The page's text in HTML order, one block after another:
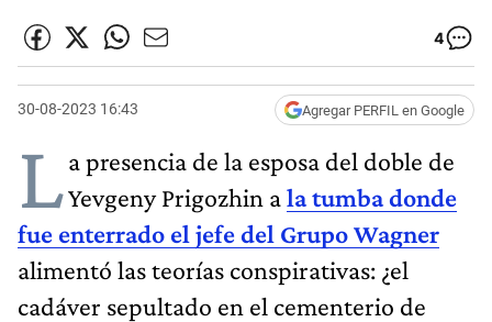
4
30-08-2023 16:43 Agregar PERFIL en Google
La presencia de la esposa del doble de
Yevgeny Prigozhin ala tumba donde
fue enterrado el jefe del Grupo Wagner
alimentó las teorías conspirativas: ¿el
cadáver sepultado en el cementerio de